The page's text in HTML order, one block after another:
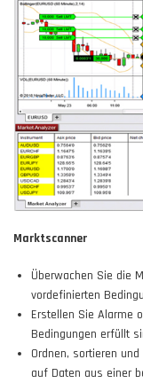
Marktscanner
Überwachen Sie die
vordefinierten
Erstellen Sie Alarme
Bedingungen erfüllt
Ordnen, sortieren
auf Daten aus einer